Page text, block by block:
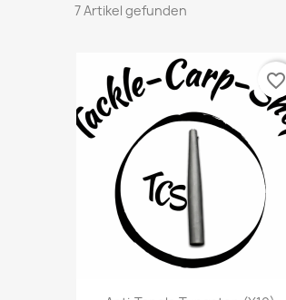
7 Artikel gefunden
favorite_border